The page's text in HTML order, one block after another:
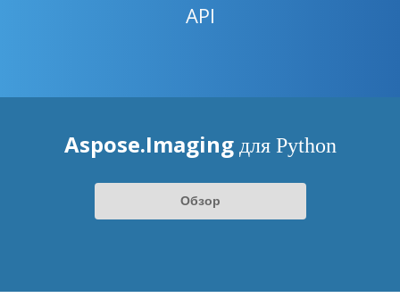
API
Aspose.Imaging для Python
Обзор